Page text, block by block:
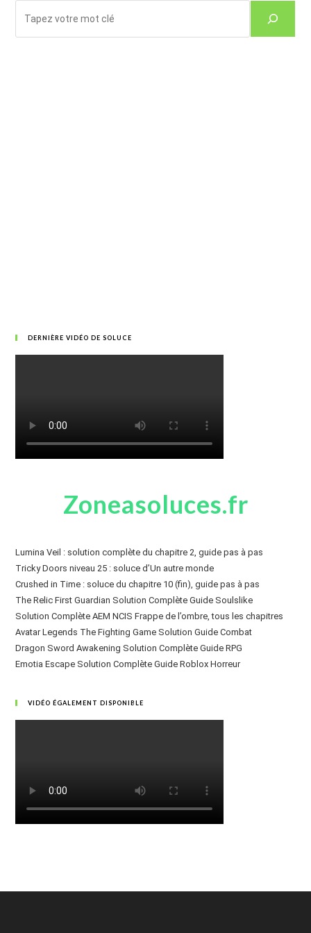
DERNIÈRE VIDÉO DE SOLUCE
Zoneasoluces.fr
Lumina Veil : solution complète du chapitre 2, guide pas à pas
Tricky Doors niveau 25 : soluce d’Un autre monde
Crushed in Time : soluce du chapitre 10 (fin), guide pas à pas
The Relic First Guardian Solution Complète Guide Soulslike
Solution Complète AEM NCIS Frappe de l’ombre, tous les chapitres
Avatar Legends The Fighting Game Solution Guide Combat
Dragon Sword Awakening Solution Complète Guide RPG
Emotia Escape Solution Complète Guide Roblox Horreur
VIDÉO ÉGALEMENT DISPONIBLE